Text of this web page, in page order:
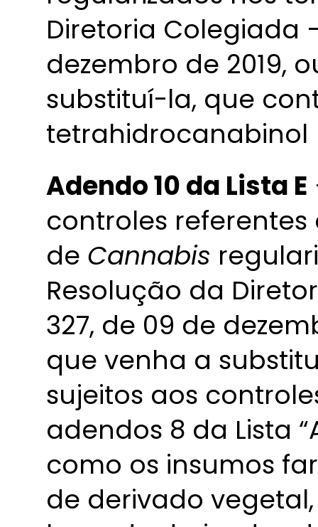
Diretoria Colegiada
dezembro de 2019,
substituí-la, que
tetrahidrocanabinol
Adendo 10 da Lista E
controles referentes
de Cannabis
Resolução da
327, de 09 de
que venha a
sujeitos aos
adendos 8 da Lista
como os insumos
de derivado